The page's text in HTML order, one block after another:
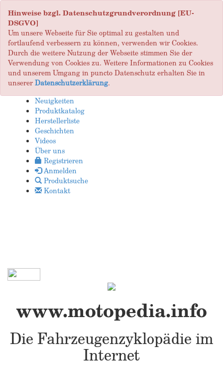
Hinweise bzgl. Datenschutzgrundverordnung [EU-
DSGVO]
Um unsere Webseite für Sie optimal zu gestalten und
fortlaufend verbessern zu können, verwenden wir Cookies.
Durch die weitere Nutzung der Webseite stimmen Sie der
Verwendung von Cookies zu. Weitere Informationen zu Cookies
und unserem Umgang in puncto Datenschutz erhalten Sie in
unsererDatenschutzerklärung.
Neuigkeiten
Produktkatalog
Herstellerliste
Geschichten
Videos
Über uns
Registrieren
Anmelden
Produktsuche
Kontakt
www.motopedia.info
Die Fahrzeugenzyklopädie im
Internet